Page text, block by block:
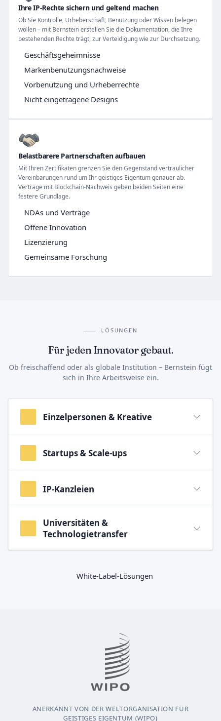
Ihre IP-Rechte sichern und geltend machen
Ob Sie Kontrolle, Urheberschaft, Benutzung oder Wissen belegen
wollen – mit Bernstein erstellen Sie die Dokumentation, die Ihre
bestehenden Rechte trägt, zur Verteidigung wie zur Durchsetzung.
Geschäftsgeheimnisse
Markenbenutzungsnachweise
Vorbenutzung und Urheberrechte
Nicht eingetragene Designs
Belastbarere Partnerschaften aufbauen
Mit Ihren Zertifikaten grenzen Sie den Gegenstand vertraulicher
Vereinbarungen rund um Ihr geistiges Eigentum genauer ab.
Verträge mit Blockchain-Nachweis geben beiden Seiten eine
festere Grundlage.
NDAs und Verträge
Offene Innovation
Lizenzierung
Gemeinsame Forschung
LÖSUNGEN
Für jeden Innovator gebaut.
Ob freischaffend oder als globale Institution – Bernstein fügt
sich in Ihre Arbeitsweise ein.
Einzelpersonen & Kreative
Startups & Scale-ups
IP-Kanzleien
Universitäten &
Technologietransfer
White-Label-Lösungen
ANERKANNT VON DER WELTORGANISATION FÜR
GEISTIGES EIGENTUM (WIPO)